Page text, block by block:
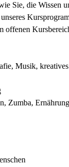
Sie, die Wissen
offenen
Musik,
Zumba,